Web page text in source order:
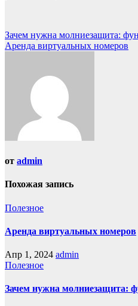
Навигация
по
Зачем нужна молниезащита:
Аренда виртуальных номеров
от admin
Похожая запись
Полезное
Аренда виртуальных номеров
Апр 1, 2024 admin
Полезное
Зачем нужна молниезащита: